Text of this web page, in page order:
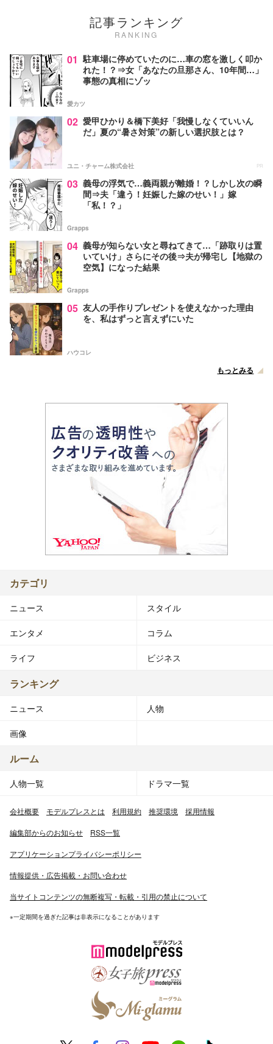
記事ランキング
RANKING
01 駐車場に停めていたのに…車の窓を激しく叩か
れた！？⇒女「あなたの旦那さん、10年間…」
事態の真相にゾッ
愛カツ
02 愛甲ひかり＆橋下美好「我慢しなくていいん
だ」夏の“暑さ対策”の新しい選択肢とは？
ユニ・チャーム株式会社 PR
03 義母の浮気で…義両親が離婚！？しかし次の瞬
間⇒夫「違う！妊娠した嫁のせい！」嫁
「私！？」
Grapps
04 義母が知らない女と尋ねてきて…「跡取りは置
いていけ」さらにその後⇒夫が帰宅し【地獄の
空気】になった結果
Grapps
05 友人の手作りプレゼントを使えなかった理由
を、私はずっと言えずにいた
ハウコレ
もっとみる
カテゴリ
ニュース スタイル
エンタメ コラム
ライフ ビジネス
ランキング
ニュース 人物
画像
ルーム
人物一覧 ドラマ一覧
会社概要 モデルプレスとは 利用規約 推奨環境 採用情報
編集部からのお知らせ RSS一覧
アプリケーションプライバシーポリシー
情報提供・広告掲載・お問い合わせ
当サイトコンテンツの無断複写・転載・引用の禁止について
※一定期間を過ぎた記事は非表示になることがあります